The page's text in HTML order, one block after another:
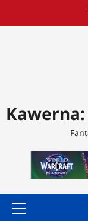
Menu